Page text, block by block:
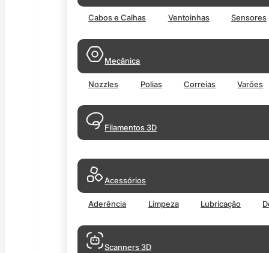
Cabos e Calhas Ventoinhas Sensores
Mecânica
Nozzles Polias Correias Varões
Filamentos 3D
Acessórios
Aderência Limpeza Lubricação
Scanners 3D